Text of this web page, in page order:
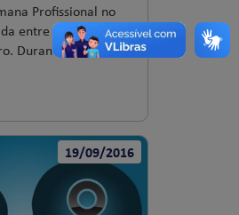
Profissional no
entre os dias 12 e
Durante toda a […]
19/09/2016